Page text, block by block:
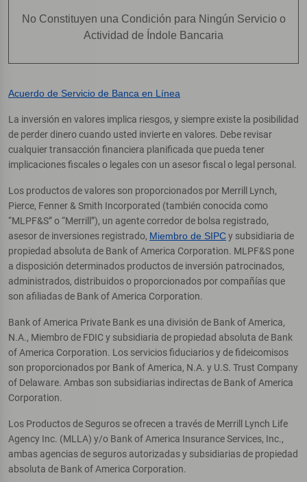
No Constituyen una Condición para Ningún Servicio o
Actividad de Índole Bancaria
Acuerdo de Servicio de Banca en Línea
La inversión en valores implica riesgos, y siempre existe la posibilidad
de perder dinero cuando usted invierte en valores. Debe revisar
cualquier transacción financiera planificada que pueda tener
implicaciones fiscales o legales con un asesor fiscal o legal personal.
Los productos de valores son proporcionados por Merrill Lynch,
Pierce, Fenner & Smith Incorporated (también conocida como
“MLPF&S” o “Merrill”), un agente corredor de bolsa registrado,
asesor de inversiones registrado, Miembro de SIPCy subsidiaria de
propiedad absoluta de Bank of America Corporation. MLPF&S pone
a disposición determinados productos de inversión patrocinados,
administrados, distribuidos o proporcionados por compañías que
son afiliadas de Bank of America Corporation.
Bank of America Private Bank es una división de Bank of America,
N.A., Miembro de FDIC y subsidiaria de propiedad absoluta de Bank
of America Corporation. Los servicios fiduciarios y de fideicomisos
son proporcionados por Bank of America, N.A. y U.S. Trust Company
of Delaware. Ambas son subsidiarias indirectas de Bank of America
Corporation.
Los Productos de Seguros se ofrecen a través de Merrill Lynch Life
Agency Inc. (MLLA) y/o Bank of America Insurance Services, Inc.,
ambas agencias de seguros autorizadas y subsidiarias de propiedad
absoluta de Bank of America Corporation.